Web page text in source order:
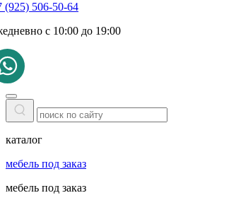
(925) 506-50-64
с 10:00 до 19:00
каталог
мебель под заказ
мебель под заказ